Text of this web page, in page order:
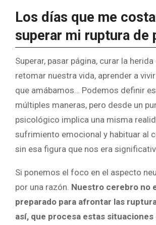
Los días que me
superar mi ruptura de
Superar, pasar página, curar la
retomar nuestra vida, aprender a
que amábamos… Podemos definir
múltiples maneras, pero desde un
psicológico implica una misma
sufrimiento emocional y habituar al
sin esa figura que nos era
Si ponemos el foco en el aspecto
por una razón. Nuestro cerebro no
preparado para afrontar las
así, que procesa estas situaciones